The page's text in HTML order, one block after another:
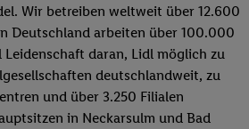
Wir betreiben weltweit über 12.600
Deutschland arbeiten über 100.000
daran, Lidl möglich zu
deutschlandweit, zu
und über 3.250 Filialen
in Neckarsulm und Bad